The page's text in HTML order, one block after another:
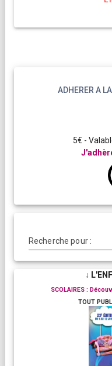
ADHERER A
5€ -
Recherche pour :
↓
SCOLAIRES :
TOUT